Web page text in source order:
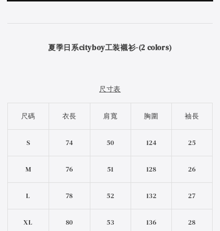
夏季日系cityboy工装襯衫-(2 colors)
尺寸表
尺碼 衣長 肩寬 胸圍 袖長
S 74 50 124 25
M 76 51 128 26
L 78 52 132 27
XL 80 53 136 28